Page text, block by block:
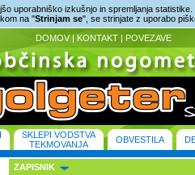
uporabniško izkušnjo in spremljanja statistike.
na "Strinjam se", se strinjate z uporabo
DOMOV | KONTAKT | POVEZAVE
SKLEPI VODSTVA
TEKMOVANJA
OBVESTILA
ZAPISNIK